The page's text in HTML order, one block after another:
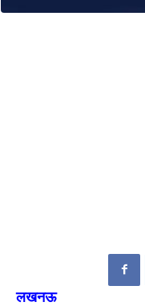
लखनऊ